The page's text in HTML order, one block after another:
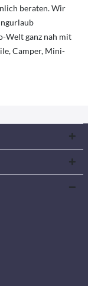
beraten. Wir
Welt ganz nah mit
Camper, Mini-